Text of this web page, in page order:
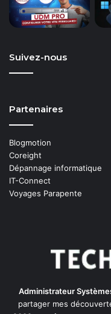
Suivez-nous
Partenaires
Blogmotion
Coreight
Dépannage informatique
IT-Connect
Voyages Parapente
Administrateur
partager mes